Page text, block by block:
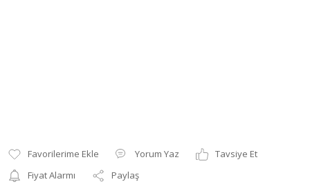
Yorum Yaz
Tavsiye Et
Fiyat Alarmı
Paylaş